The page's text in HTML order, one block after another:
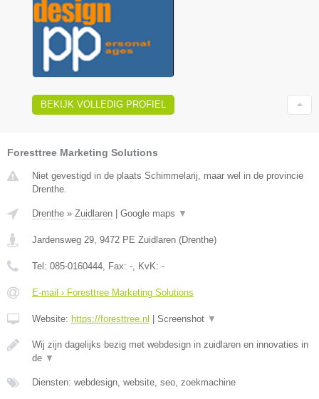
BEKIJK VOLLEDIG PROFIEL
Foresttree Marketing Solutions
Niet gevestigd in de plaats Schimmelarij, maar wel in de provincie
Drenthe.
Drenthe » Zuidlaren Google maps ▼
Jardensweg 29, 9472 PE Zuidlaren (Drenthe)
Tel: 085-0160444, Fax: -, KvK: -
E-mail › Foresttree Marketing Solutions
Website: https://foresttree.nl Screenshot ▼
Wij zijn dagelijks bezig met webdesign in zuidlaren en innovaties in
de ▼
Diensten: webdesign, website, seo, zoekmachine